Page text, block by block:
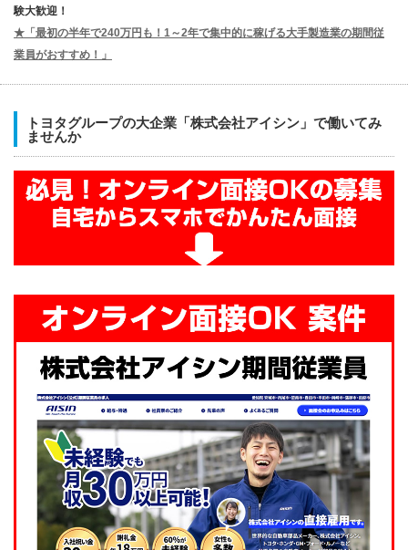
験大歓迎！
★「最初の半年で240万円も！1～2年で集中的に稼げる大手製造業の期間従
業員がおすすめ！」
トヨタグループの大企業「株式会社アイシン」で働いてみ
ませんか